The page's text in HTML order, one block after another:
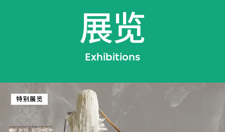
展览
Exhibitions
特别展览